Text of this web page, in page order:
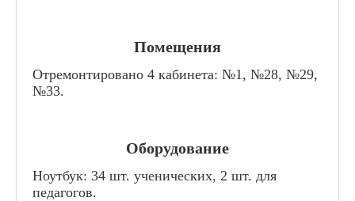
Информационная безопасность
Виртуальный музей
Детский сад "Солнышко"
Школьный спортивный клуб
СОУТ
Помещения
Отремонтировано 4 кабинета: №1, №28, №29,
№33.
Оборудование
Ноутбук: 34 шт. ученических, 2 шт. для
педагогов.